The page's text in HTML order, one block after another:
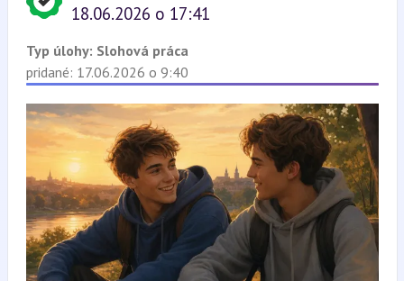
18.06.2026 o 17:41
Typ úlohy: Slohová práca
pridané: 17.06.2026 o 9:40